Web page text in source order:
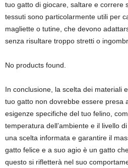
tuo gatto di giocare, saltare e correre
tessuti sono particolarmente utili per
magliette o tutine, che devono
senza risultare troppo stretti o
No products found.
In conclusione, la scelta dei materiali
tuo gatto non dovrebbe essere presa
esigenze specifiche del tuo felino,
temperatura dell’ambiente e il livello
una scelta informata e garantire il
gatto felice e a suo agio è un gatto
questo si rifletterà nel suo